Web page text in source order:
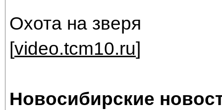
Охота на зверя
[video.tcm10.ru]
Новосибирские